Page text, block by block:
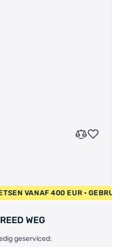
FIETSEN VANAF 400 EUR •
WEG
geserviced: